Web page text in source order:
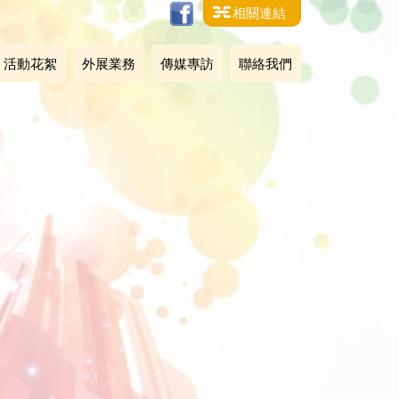
相關連結
活動花絮 外展業務 傳媒專訪 聯絡我們